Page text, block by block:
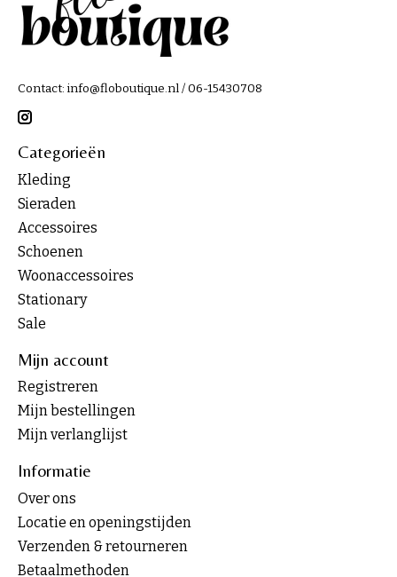
Contact: info@floboutique.nl/ 06-15430708
Categorieën
Kleding
Sieraden
Accessoires
Schoenen
Woonaccessoires
Stationary
Sale
Mijn account
Registreren
Mijn bestellingen
Mijn verlanglijst
Informatie
Over ons
Locatie en openingstijden
Verzenden & retourneren
Betaalmethoden